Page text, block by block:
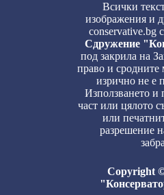
Всички
изображения и
conservative.bg
Сдружение
под закрила на
право и сродните
изрично не е
Използването и
част или цялото
или
разрешение
Copyright